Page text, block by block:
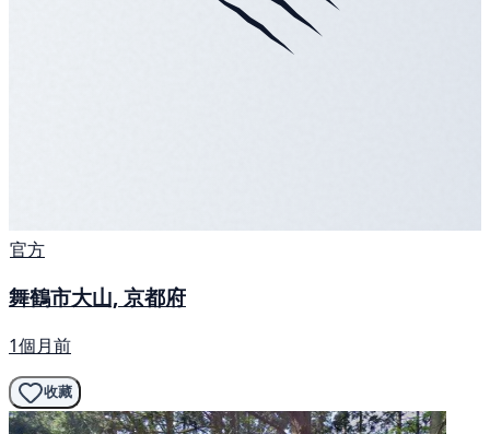
官方
舞鶴市大山, 京都府
1個月前
收藏